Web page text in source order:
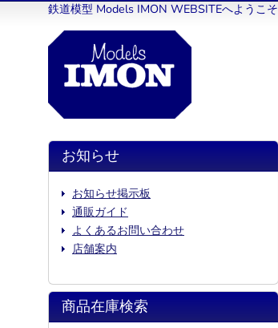
鉄道模型 Models IMON WEBSITEへようこそ
お知らせ
お知らせ掲示板
通販ガイド
よくあるお問い合わせ
店舗案内
商品在庫検索